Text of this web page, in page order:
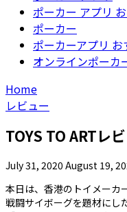
ポーカー アプリ
ポーカー
ポーカーアプリ お
オンラインポーカ
Home
レビュー
TOYS TO ARTレ
July 31, 2020 August 19,
本日は、香港のトイメーカ
戦闘サイボーグを題材にし